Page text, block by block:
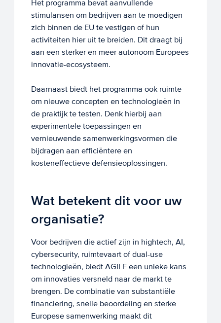
Het programma bevat aanvullende
stimulansen om bedrijven aan te moedigen
zich binnen de EU te vestigen of hun
activiteiten hier uit te breiden. Dit draagt bij
aan een sterker en meer autonoom Europees
innovatie-ecosysteem.
Daarnaast biedt het programma ook ruimte
om nieuwe concepten en technologieën in
de praktijk te testen. Denk hierbij aan
experimentele toepassingen en
vernieuwende samenwerkingsvormen die
bijdragen aan efficiëntere en
kosteneffectieve defensieoplossingen.
Wat betekent dit voor uw
organisatie?
Voor bedrijven die actief zijn in hightech, AI,
cybersecurity, ruimtevaart of dual-use
technologieën, biedt AGILE een unieke kans
om innovaties versneld naar de markt te
brengen. De combinatie van substantiële
financiering, snelle beoordeling en sterke
Europese samenwerking maakt dit